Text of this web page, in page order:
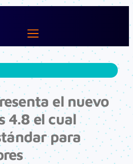
el nuevo
4.8 el cual
para